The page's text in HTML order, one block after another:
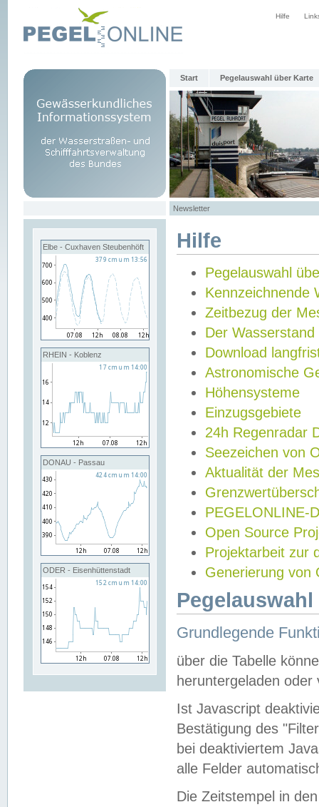
Hilfe
Start Pegelauswahl über Karte
Newsletter
Elbe - Cuxhaven Steubenhöft
RHEIN - Koblenz
DONAU - Passau
ODER - Eisenhüttenstadt
Hilfe
Pegelauswahl
Kennzeichnende
Zeitbezug der
Der Wasserstand
Download
Astronomische
Höhensysteme
Einzugsgebiete
24h Regenradar
Seezeichen von
Aktualität der
PEGELONLINE-
Open Source
Projektarbeit zur
Generierung von
Grundlegende
über die Tabelle
heruntergeladen oder
Ist Javascript
Bestätigung des
bei deaktiviertem
alle Felder
Die Zeitstempel in